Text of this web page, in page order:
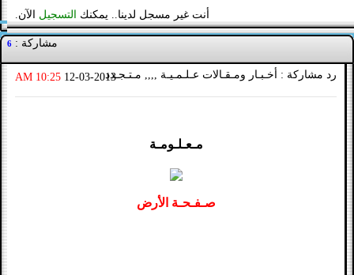
أنت غير مسجل لدينا.. يمكنك التسجيل الآن.
مشاركة : 6
رد مشاركة : أخـبـار ومـقـالات عـلـمـيـة ,,,, مـتـجـدد12-03-2013
10:25 AM
مـعـلـومـة
صـفـحـة الأرض